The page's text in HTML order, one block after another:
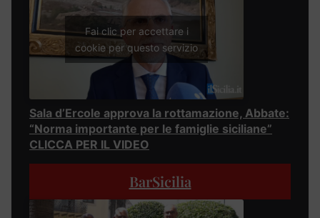
Fai clic per accettare i
cookie per questo servizio
Sala d’Ercole approva la rottamazione, Abbate:
“Norma importante per le famiglie siciliane”
CLICCA PER IL VIDEO
BarSicilia